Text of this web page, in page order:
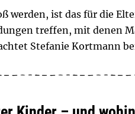
werden, ist das für die
treffen, mit denen
Stefanie Kortmann